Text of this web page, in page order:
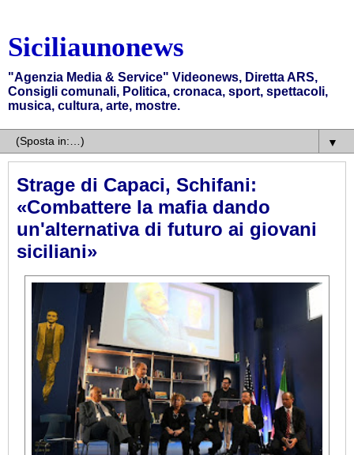
Siciliaunonews
"Agenzia Media & Service" Videonews, Diretta ARS,
Consigli comunali, Politica, cronaca, sport, spettacoli,
musica, cultura, arte, mostre.
▼
Strage di Capaci, Schifani:
«Combattere la mafia dando
un'alternativa di futuro ai giovani
siciliani»